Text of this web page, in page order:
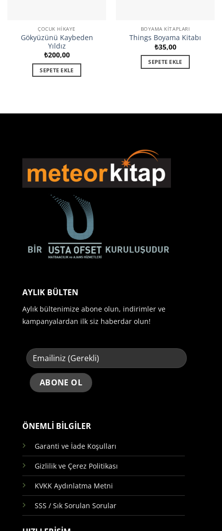
ÇOCUK HIKAYE
Gökyüzünü Kaybeden
Yıldız
₺200,00
SEPETE EKLE
BOYAMA KITAPLARI
Things Boyama Kitabı
₺35,00
SEPETE EKLE
ÖNEMLİ BİLGİLER
Garanti ve İade Koşulları
Gizlilik ve Çerez Politikası
KVKK Aydınlatma Metni
SSS / Sık Sorulan Sorular
AYLIK BÜLTEN
Aylık bültenimize abone olun, indirimler ve
kampanyalardan ilk siz haberdar olun!